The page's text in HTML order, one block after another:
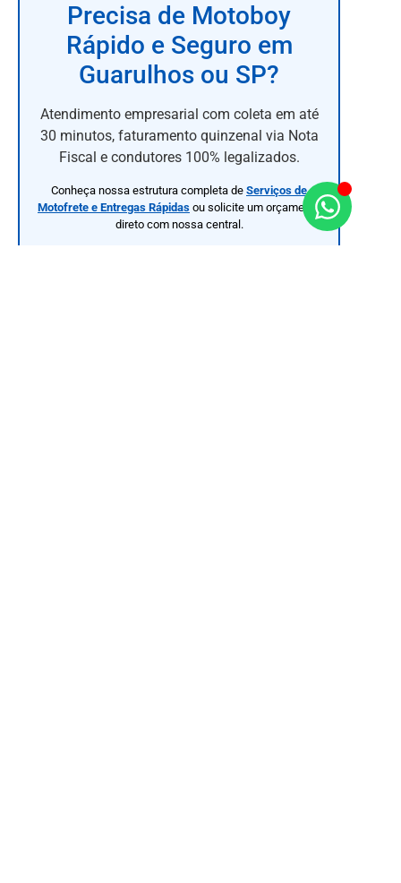
Precisa de Motoboy
Rápido e Seguro em
Guarulhos ou SP?
Atendimento empresarial com coleta em até
30 minutos, faturamento quinzenal via Nota
Fiscal e condutores 100% legalizados.
Conheça nossa estrutura completa de Serviços de
Motofrete e Entregas Rápidas ou solicite um orçamento
direto com nossa central.